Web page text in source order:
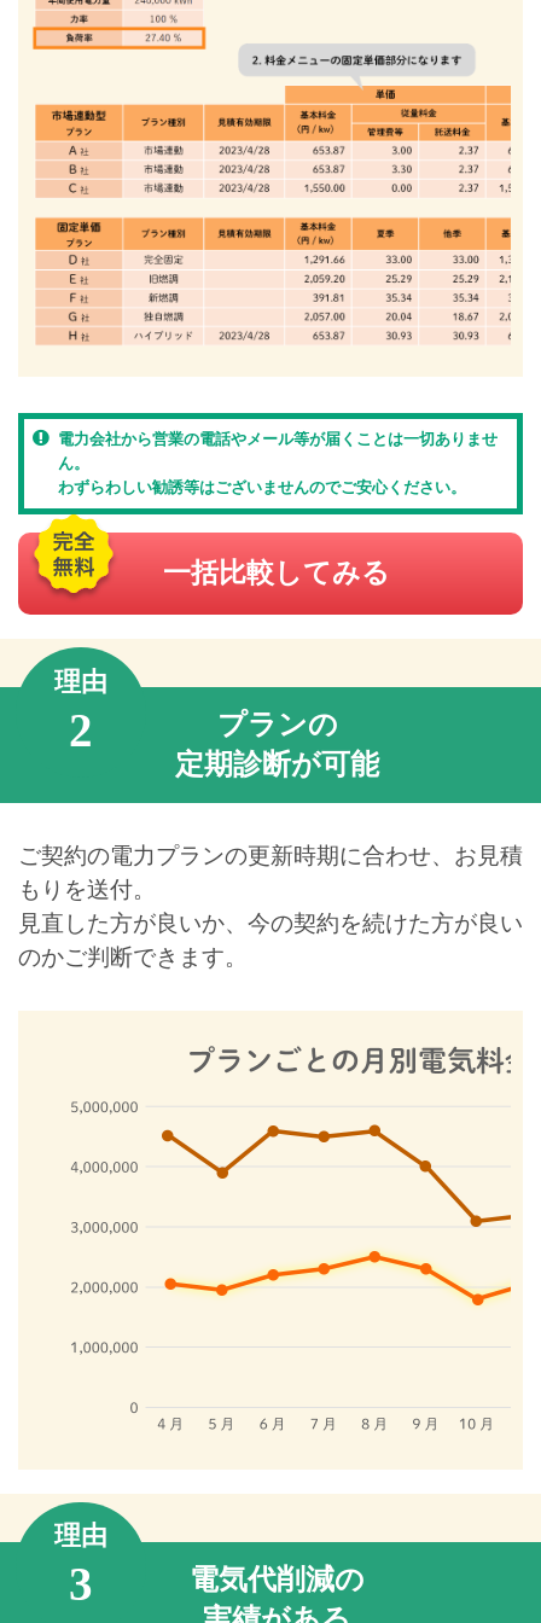
電力会社から営業の電話やメール等が届くことは一切ありませ
ん。
わずらわしい勧誘等はございませんのでご安心ください。
一括比較してみる
理由
2
プランの
定期診断が可能
ご契約の電力プランの更新時期に合わせ、お見積
もりを送付。
見直した方が良いか、今の契約を続けた方が良い
のかご判断できます。
理由
3
電気代削減の